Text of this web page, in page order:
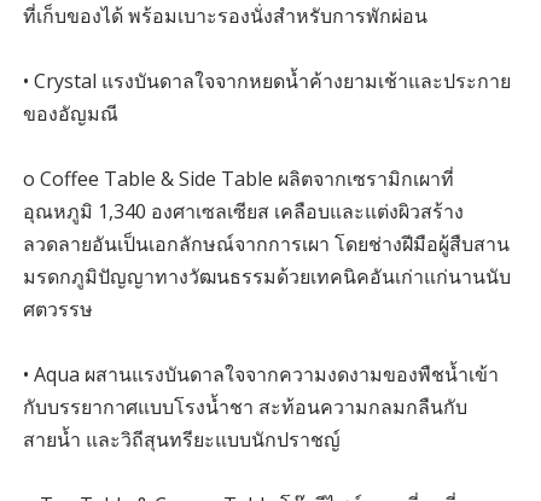
ที่เก็บของได้ พร้อมเบาะรองนั่งสำหรับการพักผ่อน
• Crystal แรงบันดาลใจจากหยดน้ำค้างยามเช้าและประกาย
ของอัญมณี
o Coffee Table & Side Table ผลิตจากเซรามิกเผาที่
อุณหภูมิ 1,340 องศาเซลเซียส เคลือบและแต่งผิวสร้าง
ลวดลายอันเป็นเอกลักษณ์จากการเผา โดยช่างฝีมือผู้สืบสาน
มรดกภูมิปัญญาทางวัฒนธรรมด้วยเทคนิคอันเก่าแก่นานนับ
ศตวรรษ
• Aqua ผสานแรงบันดาลใจจากความงดงามของพืชน้ำเข้า
กับบรรยากาศแบบโรงน้ำชา สะท้อนความกลมกลืนกับ
สายน้ำ และวิถีสุนทรียะแบบนักปราชญ์